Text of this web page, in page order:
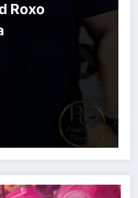
Roxo